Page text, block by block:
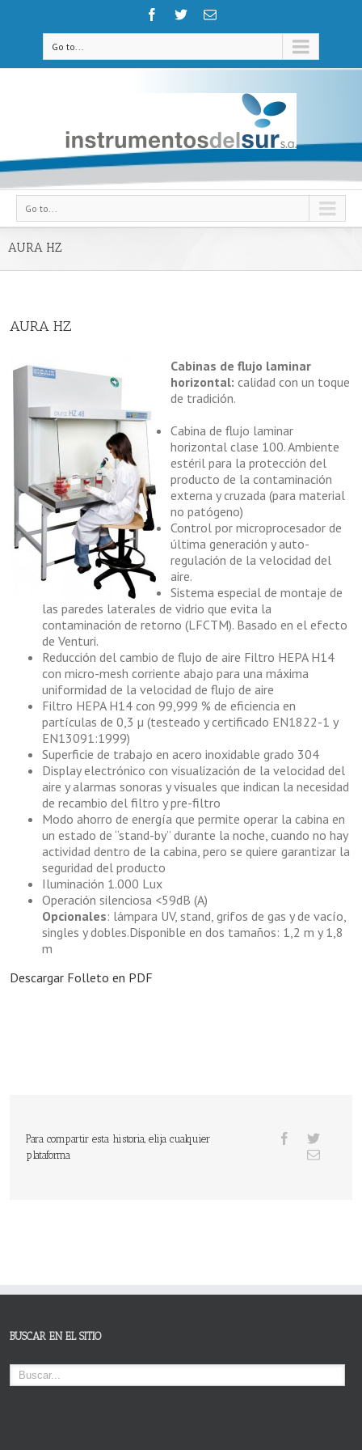
Go to...
Go to...
AURA HZ
AURA HZ
Cabinas de flujo laminar
horizontal: calidad con un toque
de tradición.
Cabina de flujo laminar
horizontal clase 100. Ambiente
estéril para la protección del
producto de la contaminación
externa y cruzada (para material
no patógeno)
Control por microprocesador de
última generación y auto-
regulación de la velocidad del
aire.
Sistema especial de montaje de
las paredes laterales de vidrio que evita la
contaminación de retorno (LFCTM). Basado en el efecto
de Venturi.
Reducción del cambio de flujo de aire Filtro HEPA H14
con micro-mesh corriente abajo para una máxima
uniformidad de la velocidad de flujo de aire
Filtro HEPA H14 con 99,999 % de eficiencia en
partículas de 0,3 µ (testeado y certificado EN1822-1 y
EN13091:1999)
Superficie de trabajo en acero inoxidable grado 304
Display electrónico con visualización de la velocidad del
aire y alarmas sonoras y visuales que indican la necesidad
de recambio del filtro y pre-filtro
Modo ahorro de energía que permite operar la cabina en
un estado de “stand-by” durante la noche, cuando no hay
actividad dentro de la cabina, pero se quiere garantizar la
seguridad del producto
Iluminación 1.000 Lux
Operación silenciosa <59dB (A)
Opcionales: lámpara UV, stand, grifos de gas y de vacío,
singles y dobles.Disponible en dos tamaños: 1,2 m y 1,8
m
Descargar Folleto en PDF
Para compartir esta historia, elija cualquier
plataforma
BUSCAR EN EL SITIO